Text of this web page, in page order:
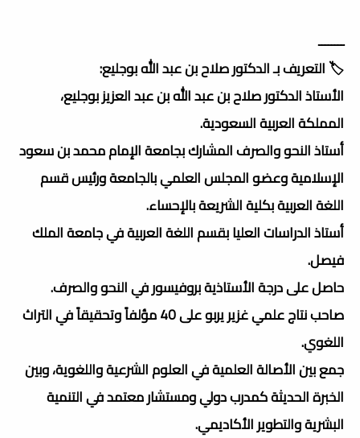
ــــــــ
🏷️ التعريف بـ الدكتور صلاح بن عبد الله بوجليع:
الأستاذ الدكتور صلاح بن عبد الله بن عبد العزيز بوجليع،
المملكة العربية السعودية.
أستاذ النحو والصرف المشارك بجامعة الإمام محمد بن سعود
الإسلامية وعضو المجلس العلمي بالجامعة ورئيس قسم
اللغة العربية بكلية الشريعة بالإحساء.
أستاذ الدراسات العليا بقسم اللغة العربية في جامعة الملك
فيصل.
حاصل على درجة الأستاذية بروفيسور في النحو والصرف.
صاحب نتاج علمي غزير يربو على 40 مؤلفاً وتحقيقاً في التراث
اللغوي.
جمع بين الأصالة العلمية في العلوم الشرعية واللغوية، وبين
الخبرة الحديثة كمدرب دولي ومستشار معتمد في التنمية
البشرية والتطوير الأكاديمي.